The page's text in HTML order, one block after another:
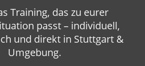
Training, das zu eurer
passt – individuell,
und direkt in Stuttgart &
Umgebung.